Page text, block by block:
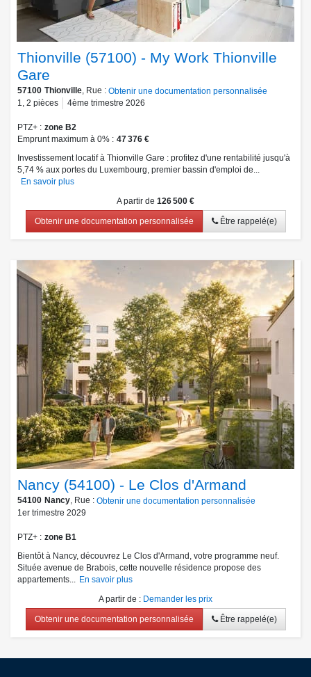
Thionville (57100) - My Work Thionville
Gare
57100 Thionville , Rue : Obtenir une documentation personnalisée
1
2 pièces 4ème trimestre 2026
PTZ+
zone B2
Emprunt maximum à 0%
47 376 €
Investissement locatif à Thionville Gare : profitez d'une rentabilité jusqu'à
5,74 % aux portes du Luxembourg, premier bassin d'emploi de...
En savoir plus
A partir de 126 500 €
Obtenir une documentation personnalisée Être rappelé(e)
Nancy (54100) - Le Clos d'Armand
54100 Nancy , Rue : Obtenir une documentation personnalisée
1er trimestre 2029
PTZ+
zone B1
Bientôt à Nancy, découvrez Le Clos d'Armand, votre programme neuf.
Située avenue de Brabois, cette nouvelle résidence propose des
appartements...
En savoir plus
A partir de : Demander les prix
Obtenir une documentation personnalisée Être rappelé(e)